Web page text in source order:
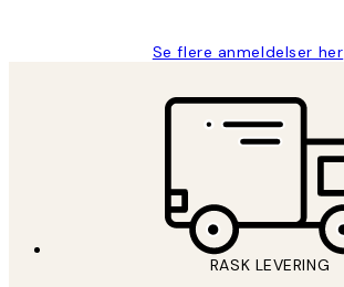
Se flere anmeldelser her
RASK LEVERING